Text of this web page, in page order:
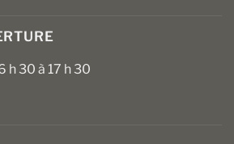
h 30 à 17 h 30